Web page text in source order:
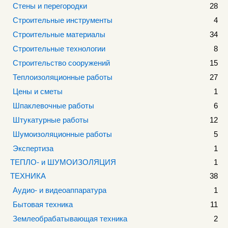
Стены и перегородки
28
Строительные инструменты
4
Строительные материалы
34
Строительные технологии
8
Строительство сооружений
15
Теплоизоляционные работы
27
Цены и сметы
1
Шпаклевочные работы
6
Штукатурные работы
12
Шумоизоляционные работы
5
Экспертиза
1
ТЕПЛО- и ШУМОИЗОЛЯЦИЯ
1
ТЕХНИКА
38
Аудио- и видеоаппаратура
1
Бытовая техника
11
Землеобрабатывающая техника
2